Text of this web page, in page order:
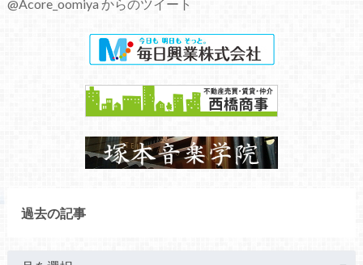
@Acore_oomiya からのツイート
過去の記事